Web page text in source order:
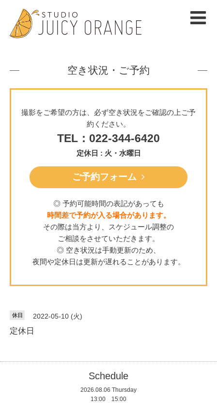
空き状況・ご予約
撮影をご希望の方は、必ず空き状況をご確認の上ご予
約ください。
TEL：022-344-6420
定休日 : 火・水曜日
ご予約フォーム
◎ 予約可能時間の表記があっても
時間差で予約が入る場合があります。
その際は当方より、スケジュール調整の
ご相談をさせていただきます。
◎ 空き状況は手動更新のため、
夜間や定休日は更新が遅れることがあります。
休日 2022-05-10 (火)
定休日
Schedule
2026.08.06 Thursday
13:00 15:00